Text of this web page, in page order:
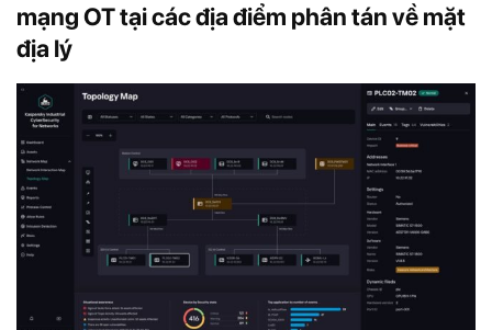
mạng OT tại các địa điểm phân tán về mặt
địa lý